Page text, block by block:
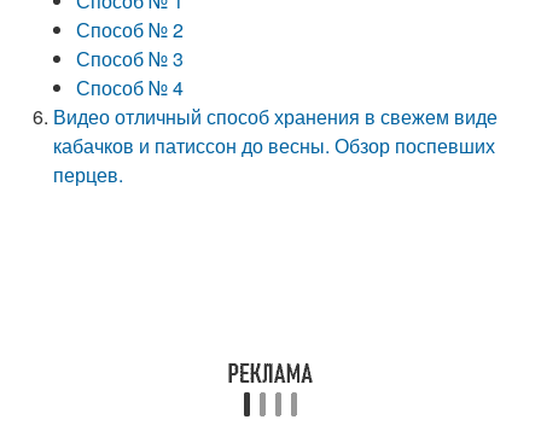
Способ № 2
Способ № 3
Способ № 4
Видео отличный способ хранения в свежем виде
кабачков и патиссон до весны. Обзор поспевших
перцев.